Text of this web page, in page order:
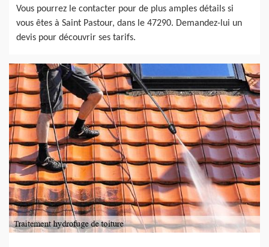
Vous pourrez le contacter pour de plus amples détails si
vous êtes à Saint Pastour, dans le 47290. Demandez-lui un
devis pour découvrir ses tarifs.